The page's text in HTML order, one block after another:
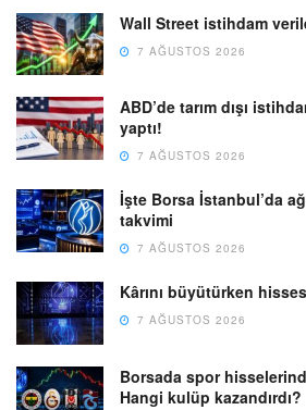
Wall Street istihdam
7 AĞUSTOS 2026
ABD’de tarım dışı
yaptı!
7 AĞUSTOS 2026
İşte Borsa İstanbul’da
takvimi
7 AĞUSTOS 2026
Kârını büyütürken
7 AĞUSTOS 2026
Borsada spor
Hangi kulüp kazandırdı?